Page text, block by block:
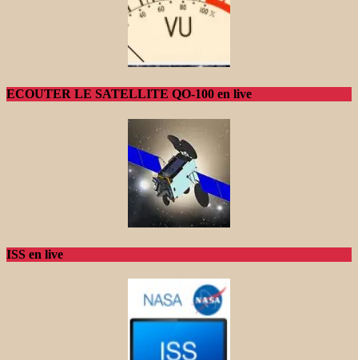
ECOUTER LE SATELLITE QO-100 en live
ISS en live